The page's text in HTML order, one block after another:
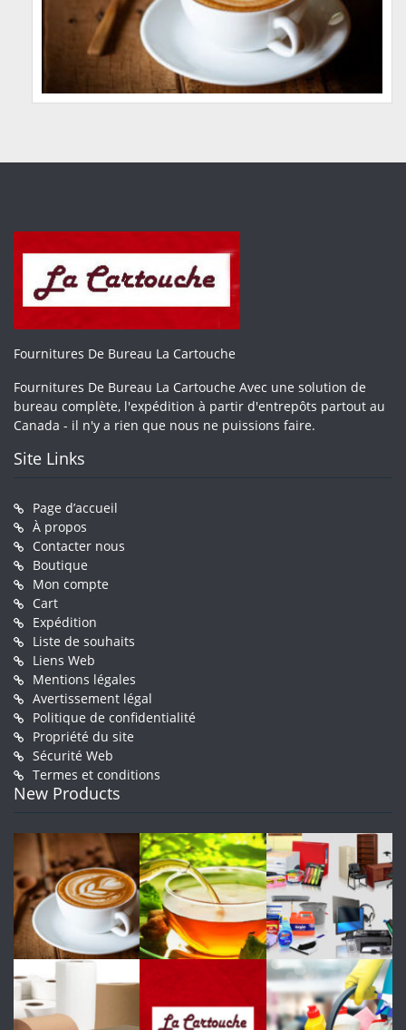
Fournitures De Bureau La Cartouche
Fournitures De Bureau La Cartouche Avec une solution de
bureau complète, l'expédition à partir d'entrepôts partout au
Canada - il n'y a rien que nous ne puissions faire.
Site Links
Page d’accueil
À propos
Contacter nous
Boutique
Mon compte
Cart
Expédition
Liste de souhaits
Liens Web
Mentions légales
Avertissement légal
Politique de confidentialité
Propriété du site
Sécurité Web
Termes et conditions
New Products